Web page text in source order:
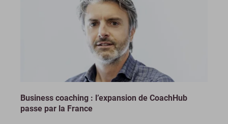
Business coaching : l’expansion de CoachHub
passe par la France